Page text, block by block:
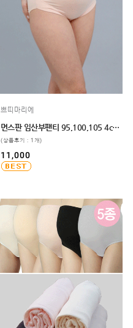
쁘띠마리에
면스판 임산부팬티 95,100,105 4color 임파선부담완화
(상품후기 : 1개)
11,000